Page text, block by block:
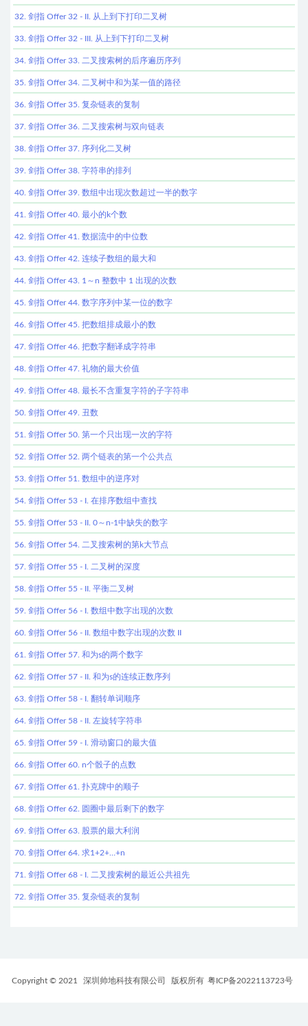
32. 剑指 Offer 32 - II. 从上到下打印二叉树
33. 剑指 Offer 32 - III. 从上到下打印二叉树
34. 剑指 Offer 33. 二叉搜索树的后序遍历序列
35. 剑指 Offer 34. 二叉树中和为某一值的路径
36. 剑指 Offer 35. 复杂链表的复制
37. 剑指 Offer 36. 二叉搜索树与双向链表
38. 剑指 Offer 37. 序列化二叉树
39. 剑指 Offer 38. 字符串的排列
40. 剑指 Offer 39. 数组中出现次数超过一半的数字
41. 剑指 Offer 40. 最小的k个数
42. 剑指 Offer 41. 数据流中的中位数
43. 剑指 Offer 42. 连续子数组的最大和
44. 剑指 Offer 43. 1～n 整数中 1 出现的次数
45. 剑指 Offer 44. 数字序列中某一位的数字
46. 剑指 Offer 45. 把数组排成最小的数
47. 剑指 Offer 46. 把数字翻译成字符串
48. 剑指 Offer 47. 礼物的最大价值
49. 剑指 Offer 48. 最长不含重复字符的子字符串
50. 剑指 Offer 49. 丑数
51. 剑指 Offer 50. 第一个只出现一次的字符
52. 剑指 Offer 52. 两个链表的第一个公共点
53. 剑指 Offer 51. 数组中的逆序对
54. 剑指 Offer 53 - I. 在排序数组中查找
55. 剑指 Offer 53 - II. 0～n-1中缺失的数字
56. 剑指 Offer 54. 二叉搜索树的第k大节点
57. 剑指 Offer 55 - I. 二叉树的深度
58. 剑指 Offer 55 - II. 平衡二叉树
59. 剑指 Offer 56 - I. 数组中数字出现的次数
60. 剑指 Offer 56 - II. 数组中数字出现的次数 II
61. 剑指 Offer 57. 和为s的两个数字
62. 剑指 Offer 57 - II. 和为s的连续正数序列
63. 剑指 Offer 58 - I. 翻转单词顺序
64. 剑指 Offer 58 - II. 左旋转字符串
65. 剑指 Offer 59 - I. 滑动窗口的最大值
66. 剑指 Offer 60. n个骰子的点数
67. 剑指 Offer 61. 扑克牌中的顺子
68. 剑指 Offer 62. 圆圈中最后剩下的数字
69. 剑指 Offer 63. 股票的最大利润
70. 剑指 Offer 64. 求1+2+…+n
71. 剑指 Offer 68 - I. 二叉搜索树的最近公共祖先
72. 剑指 Offer 35. 复杂链表的复制
Copyright © 2021 深圳帅地科技有限公司 版权所有 粤ICP备2022113723号